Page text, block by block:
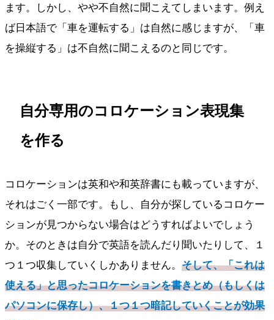
ます。しかし、やや不自然に聞こえてしまいます。例え
ば日本語で「車を運転する」は自然に感じますが、「車
を操縦する」は不自然に聞こえるのと同じです。
自分専用のコロケーション表現集
を作る
コロケーションは英和や和英辞書にも載っていますが、
それはごく一部です。もし、自分が探しているコロケー
ションが見つからない場合はどうすればよいでしょう
か。そのときは自分で英語を読んだり聞いたりして、１
つ１つ収集していくしかありません。 そして、「これは
使える」と思ったコロケーションを書きとめ（もしくは
パソコンに保存し）、１つ１つ暗記していくことが効果